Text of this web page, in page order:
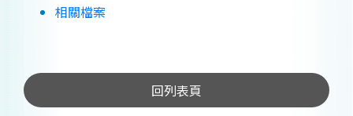
相關檔案
回列表頁